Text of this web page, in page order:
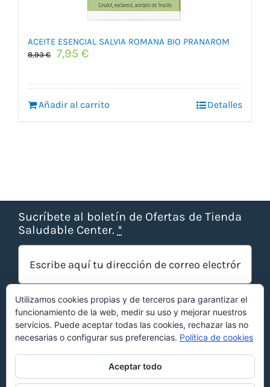
ACEITE ESENCIAL SALVIA ROMANA BIO PRANAROM
8,93€
El
8,93 €.
7,95 €El
7,95 €.
Añadir al carrito Detalles
Sucríbete al boletín de Ofertas de Tienda
Saludable Center. *
¡OBTENER OFERTAS!
Utilizamos cookies propias y de terceros para garantizar el
funcionamiento de la web, medir su uso y mejorar nuestros
servicios. Puede aceptar todas las cookies, rechazar las no
necesarias o configurar sus preferencias. Política de cookies
Aceptar todo